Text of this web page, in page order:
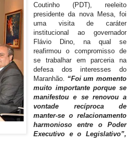
Coutinho (PDT), reeleito
presidente da nova Mesa, foi
uma visita de caráter
institucional ao governador
Flávio Dino, na qual se
reafirmou o compromisso de
se trabalhar em parceria na
defesa dos interesses do
Maranhão. “Foi um momento
muito importante porque se
manifestou e se renovou a
vontade recíproca de
manter-se o relacionamento
harmonioso entre o Poder
Executivo e o Legislativo”,